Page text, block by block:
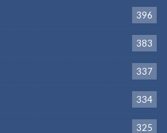
396
383
337
334
325